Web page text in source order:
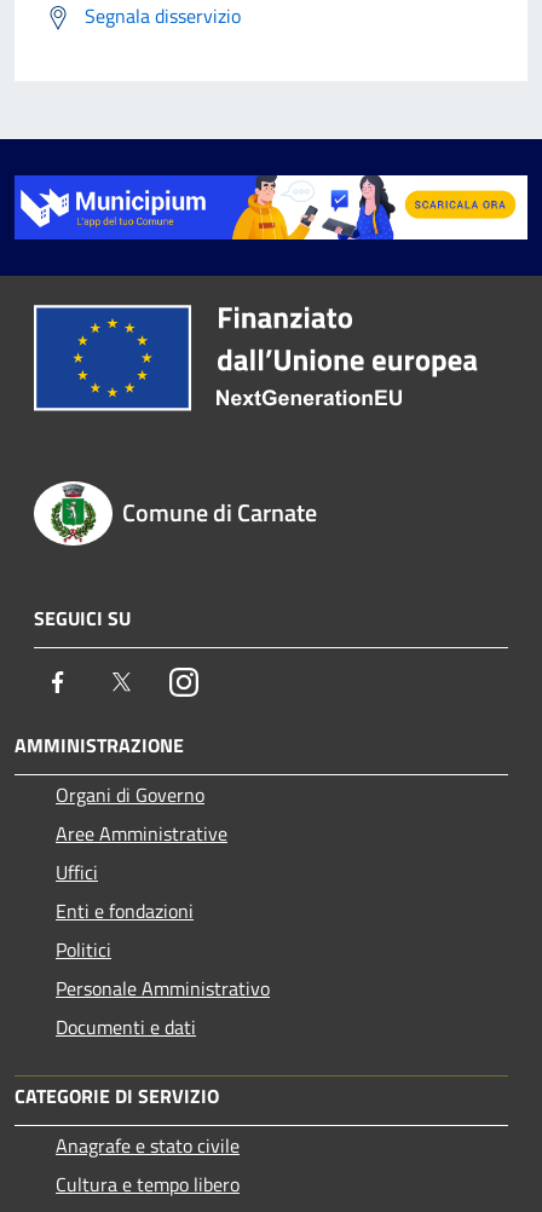
Segnala disservizio
Comune di Carnate
SEGUICI SU
Facebook TwitterInstagram
AMMINISTRAZIONE
Organi di Governo
Aree Amministrative
Uffici
Enti e fondazioni
Politici
Personale Amministrativo
Documenti e dati
CATEGORIE DI SERVIZIO
Anagrafe e stato civile
Cultura e tempo libero